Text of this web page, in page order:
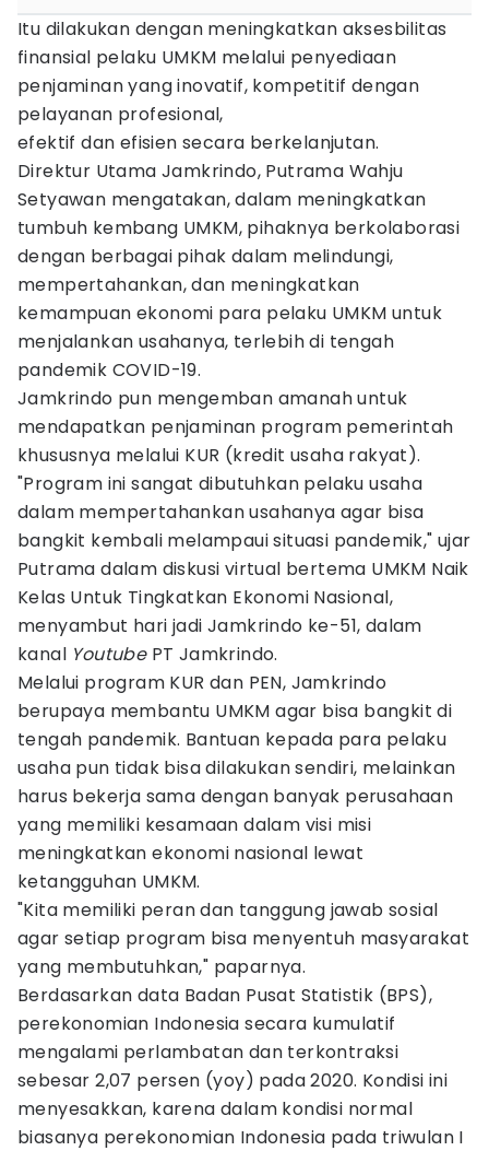
Itu dilakukan dengan meningkatkan aksesbilitas
finansial pelaku UMKM melalui penyediaan
penjaminan yang inovatif, kompetitif dengan
pelayanan profesional,
efektif dan efisien secara berkelanjutan.
Direktur Utama Jamkrindo, Putrama Wahju
Setyawan mengatakan, dalam meningkatkan
tumbuh kembang UMKM, pihaknya berkolaborasi
dengan berbagai pihak dalam melindungi,
mempertahankan, dan meningkatkan
kemampuan ekonomi para pelaku UMKM untuk
menjalankan usahanya, terlebih di tengah
pandemik COVID-19.
Jamkrindo pun mengemban amanah untuk
mendapatkan penjaminan program pemerintah
khususnya melalui KUR (kredit usaha rakyat).
"Program ini sangat dibutuhkan pelaku usaha
dalam mempertahankan usahanya agar bisa
bangkit kembali melampaui situasi pandemik," ujar
Putrama dalam diskusi virtual bertema UMKM Naik
Kelas Untuk Tingkatkan Ekonomi Nasional,
menyambut hari jadi Jamkrindo ke-51, dalam
kanal YoutubePT Jamkrindo.
Melalui program KUR dan PEN, Jamkrindo
berupaya membantu UMKM agar bisa bangkit di
tengah pandemik. Bantuan kepada para pelaku
usaha pun tidak bisa dilakukan sendiri, melainkan
harus bekerja sama dengan banyak perusahaan
yang memiliki kesamaan dalam visi misi
meningkatkan ekonomi nasional lewat
ketangguhan UMKM.
"Kita memiliki peran dan tanggung jawab sosial
agar setiap program bisa menyentuh masyarakat
yang membutuhkan," paparnya.
Berdasarkan data Badan Pusat Statistik (BPS),
perekonomian Indonesia secara kumulatif
mengalami perlambatan dan terkontraksi
sebesar 2,07 persen (yoy) pada 2020. Kondisi ini
menyesakkan, karena dalam kondisi normal
biasanya perekonomian Indonesia pada triwulan I